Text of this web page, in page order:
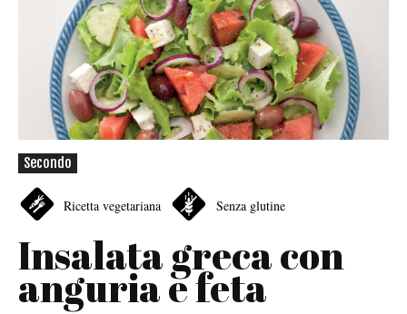
Secondo
Ricetta vegetariana Senza glutine
Insalata greca con
anguria e feta